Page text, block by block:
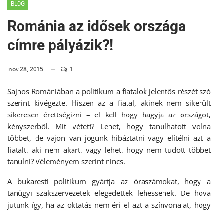
BLOG
Románia az idősek országa
címre pályázik?!
nov 28, 2015 1
Sajnos Romániában a politikum a fiatalok jelentős részét szó
szerint kivégezte. Hiszen az a fiatal, akinek nem sikerült
sikeresen érettségizni – el kell hogy hagyja az országot,
kényszerből. Mit vétett? Lehet, hogy tanulhatott volna
többet, de vajon van jogunk hibáztatni vagy elítélni azt a
fiatalt, aki nem akart, vagy lehet, hogy nem tudott többet
tanulni? Véleményem szerint nincs.
A bukaresti politikum gyártja az óraszámokat, hogy a
tanügyi szakszervezetek elégedettek lehessenek. De hová
jutunk így, ha az oktatás nem éri el azt a színvonalat, hogy